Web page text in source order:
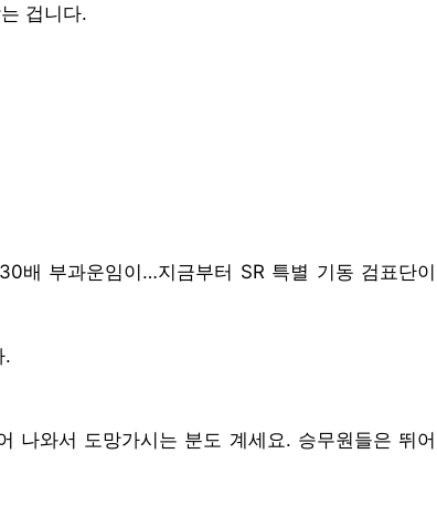
겁니다.
배 부과운임이…지금부터 SR 특별 기동 검표단이
.
나와서 도망가시는 분도 계세요. 승무원들은 뛰어